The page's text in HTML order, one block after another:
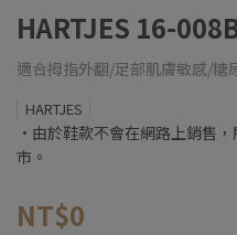
HARTJES 16-
適合拇指外翻/足部肌膚敏感/糖
HARTJES
•由於鞋款不會在網路上銷售
市。
NT$0